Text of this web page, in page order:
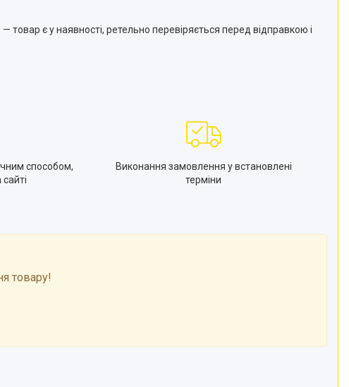
є у наявності, ретельно перевіряється перед відправкою і
способом,
Виконання замовлення у встановлені
терміни
товару!